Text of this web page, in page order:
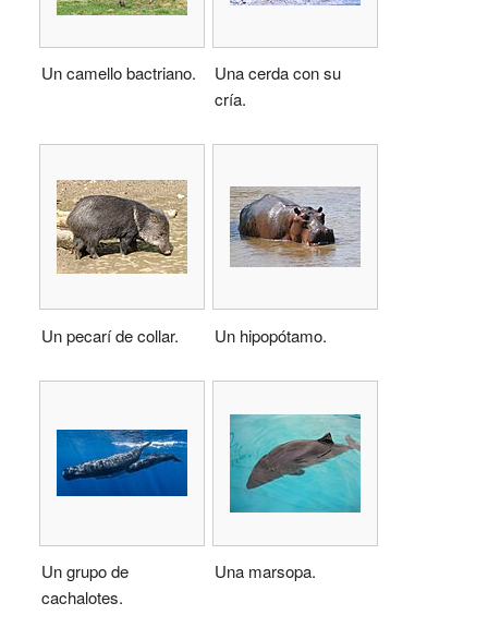
Un camello bactriano.
Una cerda con su
cría.
Un pecarí de collar. Un hipopótamo.
Un grupo de
cachalotes.
Una marsopa.